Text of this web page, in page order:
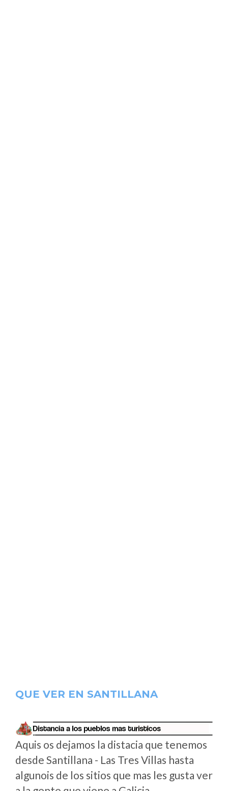
QUE VER EN SANTILLANA
Aquis os dejamos la distacia que tenemos
desde Santillana - Las Tres Villas hasta
algunois de los sitios que mas les gusta ver